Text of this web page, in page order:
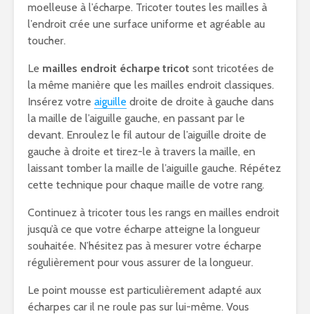
moelleuse à l’écharpe. Tricoter toutes les mailles à
l’endroit crée une surface uniforme et agréable au
toucher.
Le mailles endroit écharpe tricot sont tricotées de
la même manière que les mailles endroit classiques.
Insérez votre aiguille droite de droite à gauche dans
la maille de l’aiguille gauche, en passant par le
devant. Enroulez le fil autour de l’aiguille droite de
gauche à droite et tirez-le à travers la maille, en
laissant tomber la maille de l’aiguille gauche. Répétez
cette technique pour chaque maille de votre rang.
Continuez à tricoter tous les rangs en mailles endroit
jusqu’à ce que votre écharpe atteigne la longueur
souhaitée. N’hésitez pas à mesurer votre écharpe
régulièrement pour vous assurer de la longueur.
Le point mousse est particulièrement adapté aux
écharpes car il ne roule pas sur lui-même. Vous